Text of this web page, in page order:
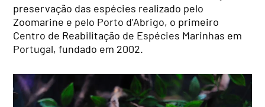
preservação das espécies realizado pelo
Zoomarine e pelo Porto d’Abrigo, o primeiro
Centro de Reabilitação de Espécies Marinhas em
Portugal, fundado em 2002.